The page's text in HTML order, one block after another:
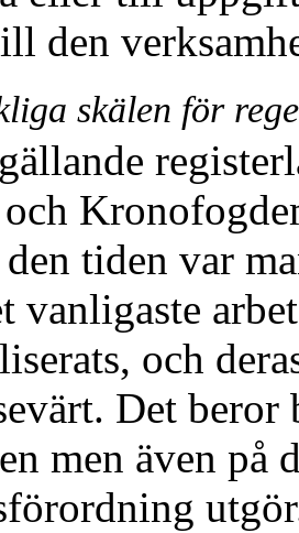
den
skälen för
tiden var
vanligaste
och
Det
men även på